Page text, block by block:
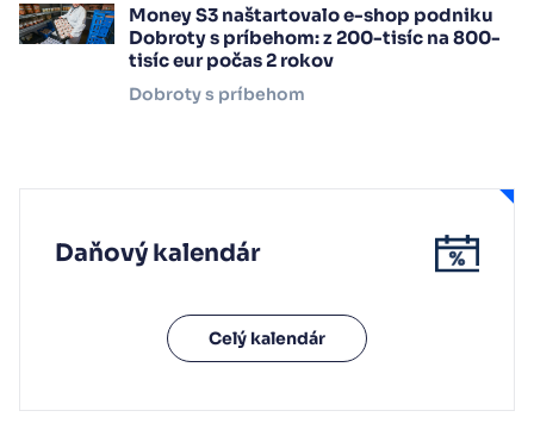
Money S3 naštartovalo e-shop podniku
Dobroty s príbehom: z 200-tisíc na 800-
tisíc eur počas 2 rokov
Dobroty s príbehom
Daňový kalendár
Celý kalendár